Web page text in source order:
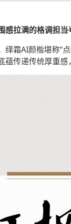
感拉满的格调担当
绎霜AI颜楷堪称“
传递传统厚重感